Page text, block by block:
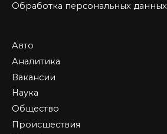
Обработка персональных данных
Авто
Аналитика
Вакансии
Наука
Общество
Происшествия